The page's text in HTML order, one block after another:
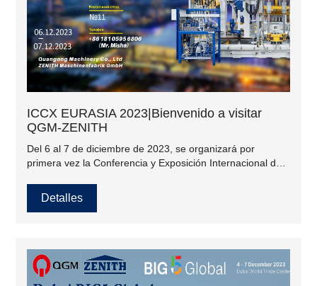
ICCX EURASIA 2023|Bienvenido a visitar
QGM-ZENITH
Del 6 al 7 de diciembre de 2023, se organizará por
primera vez la Conferencia y Exposición Internacional de
ZENITH asistirá a la exposición.
Detalles